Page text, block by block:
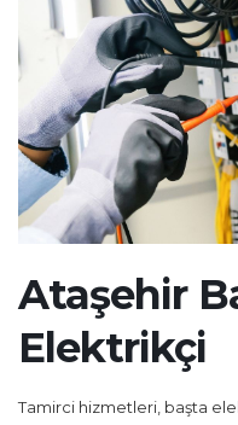
Ataşehir
Elektrikçi
Tamirci hizmetleri, başta